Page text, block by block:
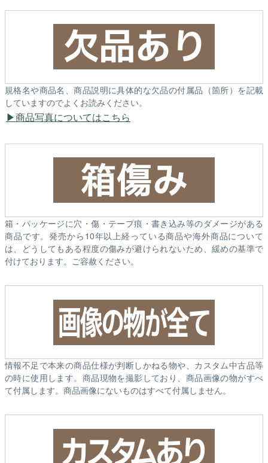
規格名や商品名、商品説明に具体的な欠品の付属品（箇所）を記載
していますのでよくお読みください。
商品写真についてはこちら
箱・パッケージに穴・傷・テープ痕・書き込み等のダメージがある
商品です。発売から10年以上経っている商品や海外商品について
は、どうしてもある程度の傷みが避けられないため、緩めの基準で
付けております。ご容赦ください。
情報不足で本来の商品仕様が判断しかねる物や、カスタム中古品等
の時に使用します。商品現物を撮影しており、商品画像の物がすべ
て付属します。商品画像にないものはすべて付属しません。